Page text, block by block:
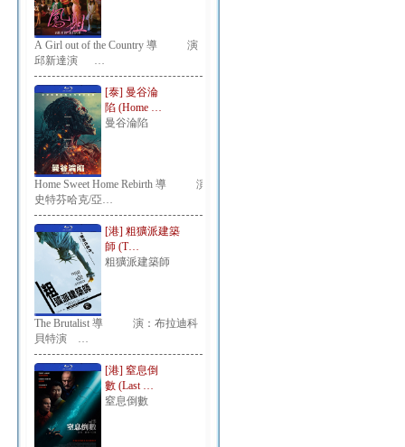
A Girl out of the Country 導 演：
邱新達演 …
[泰] 曼谷淪
陷 (Home …
曼谷淪陷
Home Sweet Home Rebirth 導 演：
史特芬哈克/亞…
[港] 粗獷派建築
師 (T…
粗獷派建築師
The Brutalist 導 演：布拉迪科
貝特演 …
[港] 窒息倒
數 (Last …
窒息倒數